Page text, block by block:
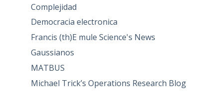
Complejidad
Democracia electronica
Francis (th)E mule Science's News
Gaussianos
MATBUS
Michael Trick’s Operations Research Blog